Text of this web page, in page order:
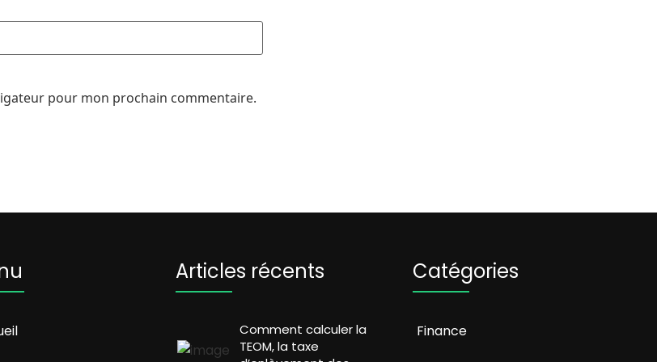
pour mon prochain commentaire.
Articles récents
Comment calculer la
TEOM, la taxe
Catégories
Finance